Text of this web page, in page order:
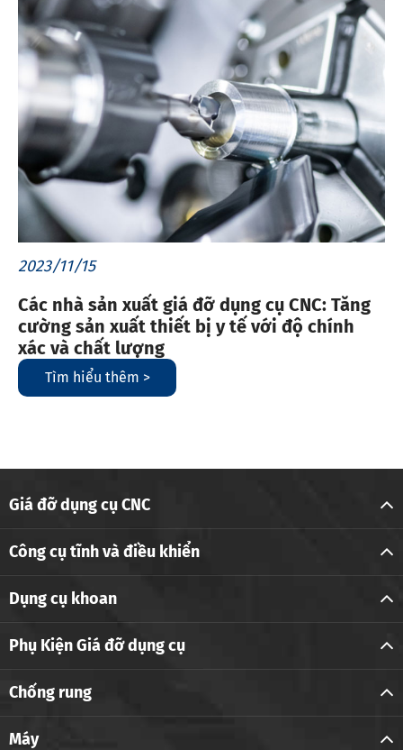
2023/11/15
Các nhà sản xuất giá đỡ dụng cụ CNC: Tăng
cường sản xuất thiết bị y tế với độ chính
xác và chất lượng
Tìm hiểu thêm >
Giá đỡ dụng cụ CNC
Công cụ tĩnh và điều khiển
Dụng cụ khoan
Phụ Kiện Giá đỡ dụng cụ
Chống rung
Máy